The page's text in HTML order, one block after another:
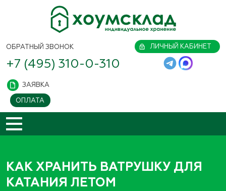
ОБРАТНЫЙ ЗВОНОК
+7 (495) 310-0-310
ЛИЧНЫЙ КАБИНЕТ
ЗАЯВКА
ОПЛАТА
КАК ХРАНИТЬ ВАТРУШКУ ДЛЯ
КАТАНИЯ ЛЕТОМ